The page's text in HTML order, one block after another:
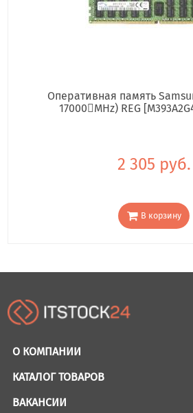
Оперативная память
17000񢋕MHz) REG
2 305 руб.
В корзину
О КОМПАНИИ
КАТАЛОГ ТОВАРОВ
ВАКАНСИИ